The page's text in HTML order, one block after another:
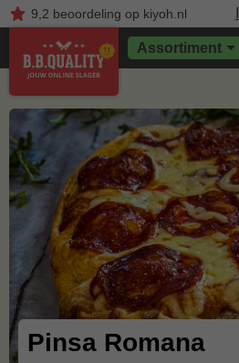
9,2 beoordelingop kiyoh.nl
Assortiment
Pinsa Romana